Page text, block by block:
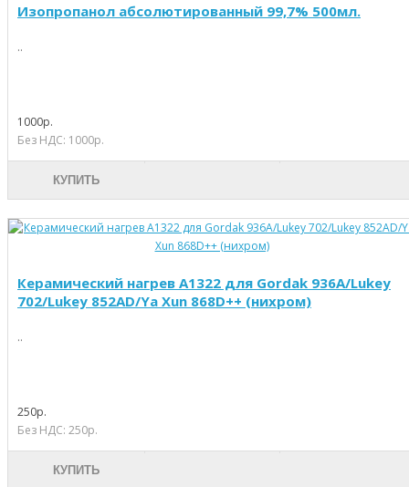
Изопропанол абсолютированный 99,7% 500мл.
..
1000р.
Без НДС: 1000р.
КУПИТЬ
Керамический нагрев A1322 для Gordak 936A/Lukey
702/Lukey 852AD/Ya Xun 868D++ (нихром)
..
250р.
Без НДС: 250р.
КУПИТЬ